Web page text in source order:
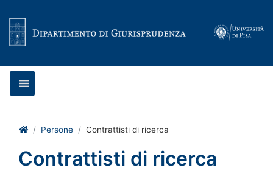
HomePersone Contrattisti di ricerca
Contrattisti di ricerca